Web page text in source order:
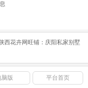
西花卉网旺铺： 庆阳私家别墅
脑版 平台首页